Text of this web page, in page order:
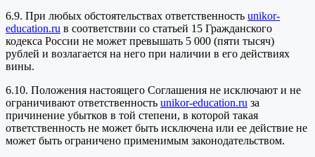
6.9. При любых обстоятельствах ответственность unikor-
education.ru в соответствии со статьей 15 Гражданского
кодекса России не может превышать 5 000 (пяти тысяч)
рублей и возлагается на него при наличии в его действиях
вины.
6.10. Положения настоящего Соглашения не исключают и не
ограничивают ответственность unikor-education.ru за
причинение убытков в той степени, в которой такая
ответственность не может быть исключена или ее действие не
может быть ограничено применимым законодательством.